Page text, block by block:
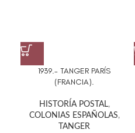
1939.- TANGER PARÍS
(FRANCIA).
HISTORÍA POSTAL,
COLONIAS ESPAÑOLAS,
TANGER